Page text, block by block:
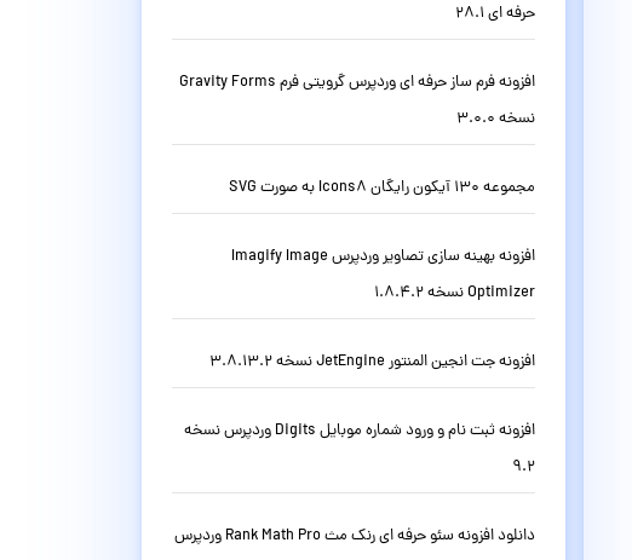
حرفه ای 28.1
افزونه فرم ساز حرفه ای وردپرس گرویتی فرم Gravity Forms
نسخه 3.0.0
مجموعه 130 آیکون رایگان Icons8 به صورت SVG
افزونه بهینه سازی تصاویر وردپرس Imagify Image
Optimizer نسخه 1.8.4.2
افزونه جت انجین المنتور JetEngine نسخه 3.8.13.2
افزونه ثبت نام و ورود شماره موبایل Digits وردپرس نسخه
9.2
دانلود افزونه سئو حرفه ای رنک مث Rank Math Pro وردپرس